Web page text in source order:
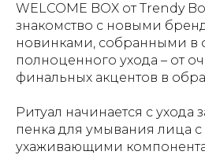
WELCOME BOX от Trendy
знакомство с новыми
новинками, собранными в
полноценного ухода – от
финальных акцентов в
Ритуал начинается с ухода
пенка для умывания лица
ухаживающими